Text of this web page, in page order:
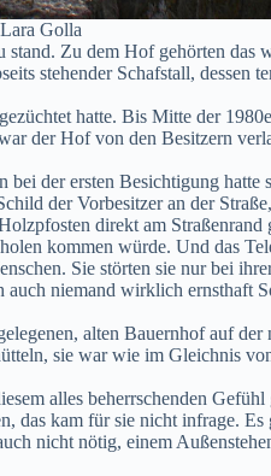
Golla
Zu dem Hof gehörten das
stehender Schafstall, dessen
hatte. Bis Mitte der
der Hof von den Besitzern
der ersten Besichtigung
der Vorbesitzer an der
direkt am
kommen würde. Und das
Sie störten sie nur bei
niemand wirklich ernsthaft
alten Bauernhof auf
sie war wie im Gleichnis
alles beherrschenden
kam für sie nicht infrage.
nicht nötig, einem